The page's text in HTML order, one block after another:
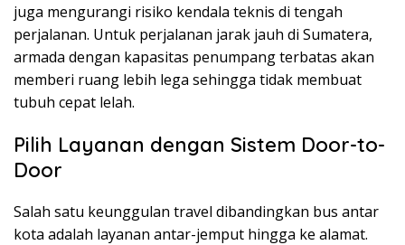
juga mengurangi risiko kendala teknis di tengah
perjalanan. Untuk perjalanan jarak jauh di Sumatera,
armada dengan kapasitas penumpang terbatas akan
memberi ruang lebih lega sehingga tidak membuat
tubuh cepat lelah.
Pilih Layanan dengan Sistem Door-to-
Door
Salah satu keunggulan travel dibandingkan bus antar
kota adalah layanan antar-jemput hingga ke alamat.